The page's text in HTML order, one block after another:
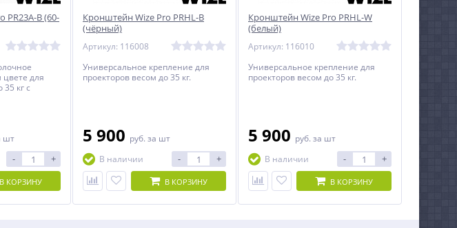
PR23A-B (60-
для
35 кг c
шт
- +
В КОРЗИНУ
Кронштейн Wize Pro PRHL-B
(чёрный)
Артикул: 116008
Универсальное крепление для
проекторов весом до 35 кг.
5 900 руб. за шт
В наличии
- +
В КОРЗИНУ
Кронштейн Wize Pro PRHL-W
(белый)
Артикул: 116010
Универсальное крепление для
проекторов весом до 35 кг.
5 900 руб. за шт
В наличии
- +
В КОРЗИНУ